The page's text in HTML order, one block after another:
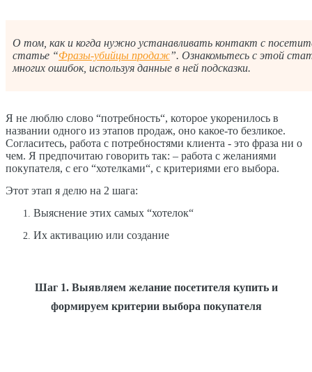
О том, как и когда нужно устанавливать контакт с
статье “Фразы-убийцы продаж”. Ознакомьтесь с этой
многих ошибок, используя данные в ней подсказки.
Я не люблю слово “потребность“, которое укоренилось в
названии одного из этапов продаж, оно какое-то безликое.
Согласитесь, работа с потребностями клиента - это фраза ни о
чем. Я предпочитаю говорить так: – работа с желаниями
покупателя, с его “хотелками“, с критериями его выбора.
Этот этап я делю на 2 шага:
Выяснение этих самых “хотелок“
Их активацию или создание
Шаг 1. Выявляем желание посетителя купить и
формируем критерии выбора покупателя